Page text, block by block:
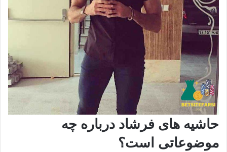
حاشیه های فرشاد درباره چه
موضوعاتی است؟